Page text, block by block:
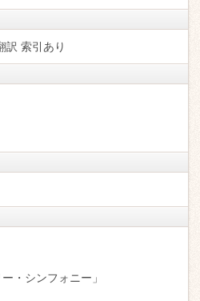
訳 索引あり
・シンフォニー」